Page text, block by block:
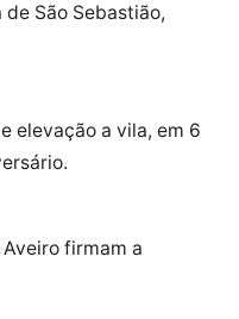
São Sebastião,
elevação a vila, em 6
firmam a